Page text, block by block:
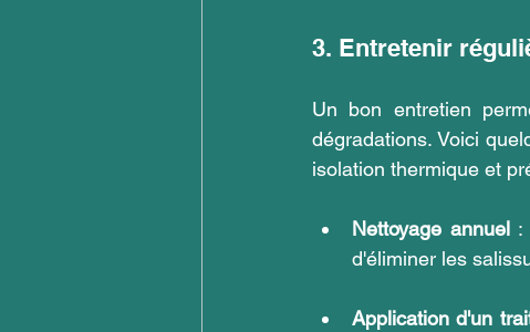
3. Entretenir
Un bon entretien
dégradations. Voici
isolation thermique et
Nettoyage annuel :
d'éliminer les
Application d'un